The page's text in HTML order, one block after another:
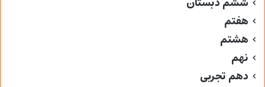
هفتم
هشتم
نهم
دهم تجربی